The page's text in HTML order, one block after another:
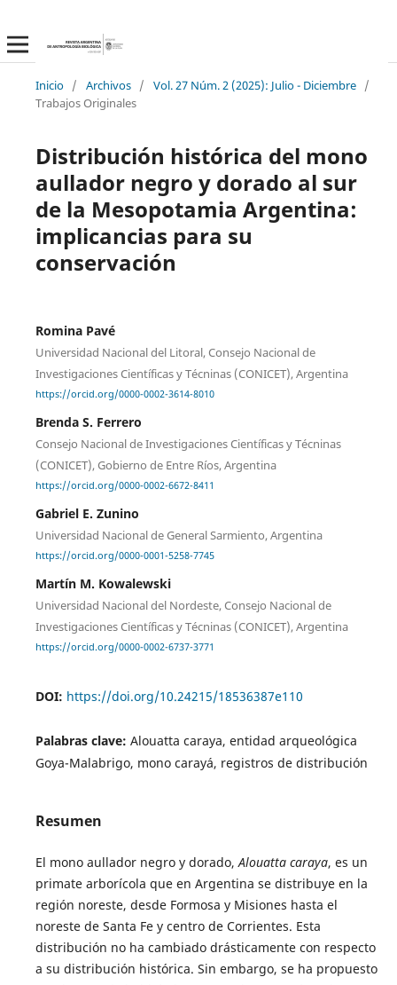
Inicio / Archivos / Vol. 27 Núm. 2 (2025): Julio - Diciembre /
Trabajos Originales
Distribución histórica del mono
aullador negro y dorado al sur
de la Mesopotamia Argentina:
implicancias para su
conservación
Romina Pavé
Universidad Nacional del Litoral, Consejo Nacional de
Investigaciones Científicas y Técninas (CONICET), Argentina
https://orcid.org/0000-0002-3614-8010
Brenda S. Ferrero
Consejo Nacional de Investigaciones Científicas y Técninas
(CONICET), Gobierno de Entre Ríos, Argentina
https://orcid.org/0000-0002-6672-8411
Gabriel E. Zunino
Universidad Nacional de General Sarmiento, Argentina
https://orcid.org/0000-0001-5258-7745
Martín M. Kowalewski
Universidad Nacional del Nordeste, Consejo Nacional de
Investigaciones Científicas y Técninas (CONICET), Argentina
https://orcid.org/0000-0002-6737-3771
DOI: https://doi.org/10.24215/18536387e110
Palabras clave: Alouatta caraya, entidad arqueológica
Goya-Malabrigo, mono carayá, registros de distribución
Resumen
El mono aullador negro y dorado, Alouatta caraya, es un
primate arborícola que en Argentina se distribuye en la
región noreste, desde Formosa y Misiones hasta el
noreste de Santa Fe y centro de Corrientes. Esta
distribución no ha cambiado drásticamente con respecto
a su distribución histórica. Sin embargo, se ha propuesto